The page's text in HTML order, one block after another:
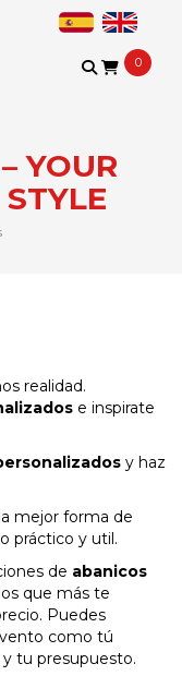
0
YOUR
realidad.
e inspirate
y haz
mejor forma de
práctico y util.
de abanicos
que más te
Puedes
como tú
tu presupuesto.